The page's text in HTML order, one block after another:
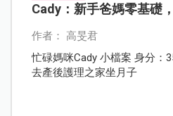
Cady：新手爸媽零基礎
作者： 高旻君
忙碌媽咪Cady 小檔案 身分：
去產後護理之家坐月子